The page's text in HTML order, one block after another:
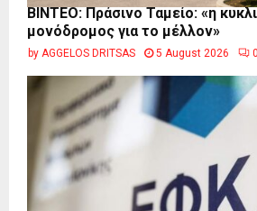
BINTEO: Πράσινο Ταμείο: «η
μονόδρομος για το μέλλον»
by AGGELOS DRITSAS 5 August 2026 0